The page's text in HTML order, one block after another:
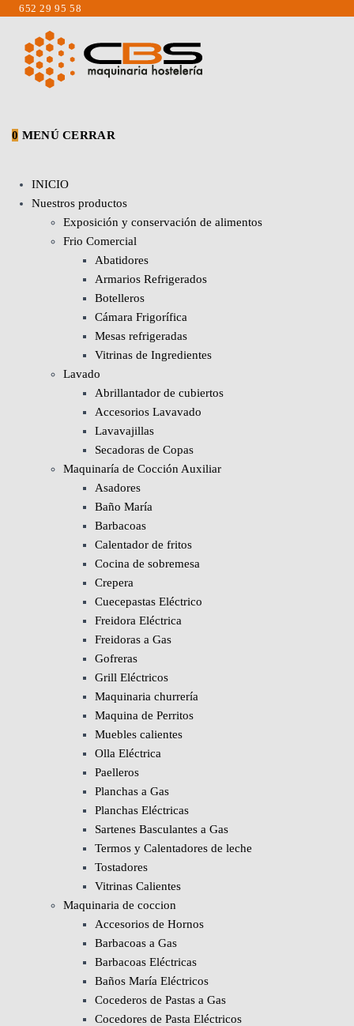
Saltar
contenido
652 29 95 58
0 MENÚ CERRAR
INICIO
Nuestros productos
Exposición y conservación de alimentos
Frio Comercial
Abatidores
Armarios Refrigerados
Botelleros
Cámara Frigorífica
Mesas refrigeradas
Vitrinas de Ingredientes
Lavado
Abrillantador de cubiertos
Accesorios Lavavado
Lavavajillas
Secadoras de Copas
Maquinaría de Cocción Auxiliar
Asadores
Baño María
Barbacoas
Calentador de fritos
Cocina de sobremesa
Crepera
Cuecepastas Eléctrico
Freidora Eléctrica
Freidoras a Gas
Gofreras
Grill Eléctricos
Maquinaria churrería
Maquina de Perritos
Muebles calientes
Olla Eléctrica
Paelleros
Planchas a Gas
Planchas Eléctricas
Sartenes Basculantes a Gas
Termos y Calentadores de leche
Tostadores
Vitrinas Calientes
Maquinaria de coccion
Accesorios de Hornos
Barbacoas a Gas
Barbacoas Eléctricas
Baños María Eléctricos
Cocederos de Pastas a Gas
Cocedores de Pasta Eléctricos